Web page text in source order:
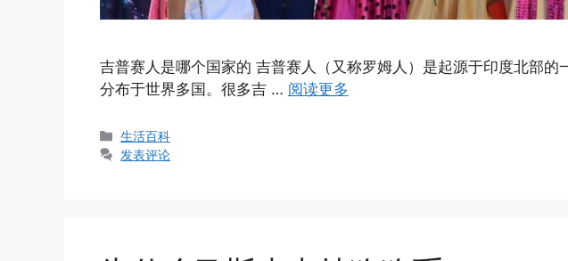
吉普赛人是哪个国家的 吉普赛人（又称罗姆人）是起源于印度北部的
分布于世界多国。很多吉 … 阅读更多
分
类
生活百科
发表评论